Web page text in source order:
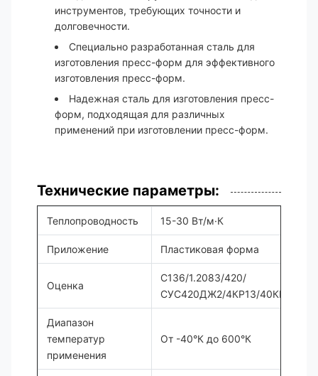
инструментов, требующих точности и
долговечности.
Специально разработанная сталь для
изготовления пресс-форм для эффективного
изготовления пресс-форм.
Надежная сталь для изготовления пресс-
форм, подходящая для различных
применений при изготовлении пресс-форм.
Технические параметры:
Теплопроводность 15-30 Вт/м·К
Приложение Пластиковая форма
Оценка
С136/1.2083/420/
СУС420ДЖ2/4КР13/40КР14
Диапазон
температур
применения
От -40°К до 600°К